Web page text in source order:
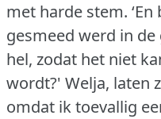
met harde stem.
gesmeed werd in
hel, zodat het niet
wordt?' Welja, laten
omdat ik toevallig